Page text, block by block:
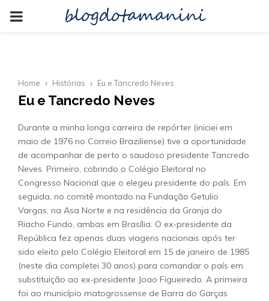
PRIMARYblogdotamanini
Home Histórias Eu e Tancredo Neves
Eu e Tancredo Neves
Durante a minha longa carreira de repórter (iniciei em
maio de 1976 no Correio Braziliense) tive a oportunidade
de acompanhar de perto o saudoso presidente Tancredo
Neves. Primeiro, cobrindo o Colégio Eleitoral no
Congresso Nacional que o elegeu presidente do país. Em
seguida, no comitê montado na Fundação Getulio
Vargas, na Asa Norte e na residência da Granja do
Riacho Fundo, ambas em Brasília. O ex-presidente da
República fez apenas duas viagens nacionais após ter
sido eleito pelo Colégio Eleitoral em 15 de janeiro de 1985
(neste dia completei 30 anos) para comandar o país em
substituição ao ex-presidente Joao Figueiredo. A primeira
foi ao município matogrossense de Barra do Garças